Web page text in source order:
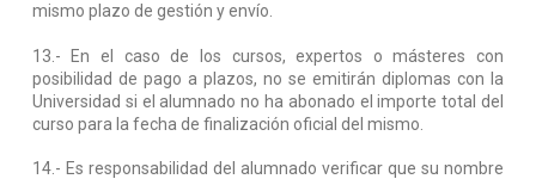
mismo plazo de gestión y envío.
13.- En el caso de los cursos, expertos o másteres con
posibilidad de pago a plazos, no se emitirán diplomas con la
Universidad si el alumnado no ha abonado el importe total del
curso para la fecha de finalización oficial del mismo.
14.- Es responsabilidad del alumnado verificar que su nombre